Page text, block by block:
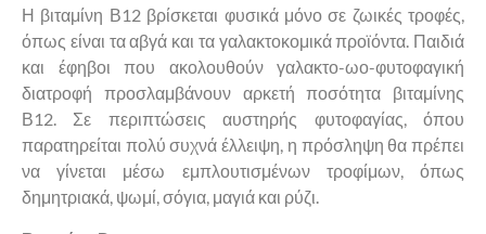
Η βιταμίνη Β12 βρίσκεται φυσικά μόνο σε ζωικές τροφές,
όπως είναι τα αβγά και τα γαλακτοκομικά προϊόντα. Παιδιά
και έφηβοι που ακολουθούν γαλακτο-ωο-φυτοφαγική
διατροφή προσλαμβάνουν αρκετή ποσότητα βιταμίνης
Β12. Σε περιπτώσεις αυστηρής φυτοφαγίας, όπου
παρατηρείται πολύ συχνά έλλειψη, η πρόσληψη θα πρέπει
να γίνεται μέσω εμπλουτισμένων τροφίμων, όπως
δημητριακά, ψωμί, σόγια, μαγιά και ρύζι.